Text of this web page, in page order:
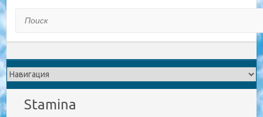
Stamina